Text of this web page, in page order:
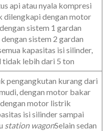
api atau nyala kompresi
dilengkapi dengan motor
sistem 1 gardan
sistem 2 gardan
kapasitas isi silinder,
tidak lebih dari 5 ton
pengangkutan kurang dari
dengan motor bakar
motor listrik
isi silinder sampai
station wagonSelain sedan